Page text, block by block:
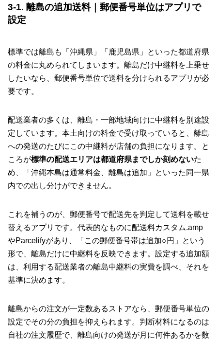
3-1. 離島の追加送料｜郵便番号単位はアプリで
設定
標準では離島も「沖縄県」「鹿児島県」といった都道府県
の料金に丸められてしまいます。離島だけ中継料を上乗せ
したいなら、郵便番号単位で送料を分けられるアプリが必
要です。
配送業者の多くは、離島・一部地域向けに中継料を別途設
定しています。本土向けの料金で受け取っていると、離島
への発送のたびにこの中継料が店舗の負担になります。と
ころが標準の配送エリアは都道府県までしか刻めないた
め、「沖縄本島は通常料金、離島は追加」といった同一県
内での出し分けができません。
これを補うのが、郵便番号で配送先を判定して送料を載せ
替えるアプリです。代表的なものに配送料カスタム.amp
やParcelifyがあり、「この郵便番号帯は追加○円」という
形で、離島だけに中継料を反映できます。設定する追加額
は、利用する配送業者の離島中継料の実費を調べ、それを
基準に決めます。
離島からの注文が一定数あるストアなら、郵便番号単位の
設定でその分の負担を抑えられます。判断材料になるのは
自社の注文履歴で、離島向けの発送が月に何件あるかを数